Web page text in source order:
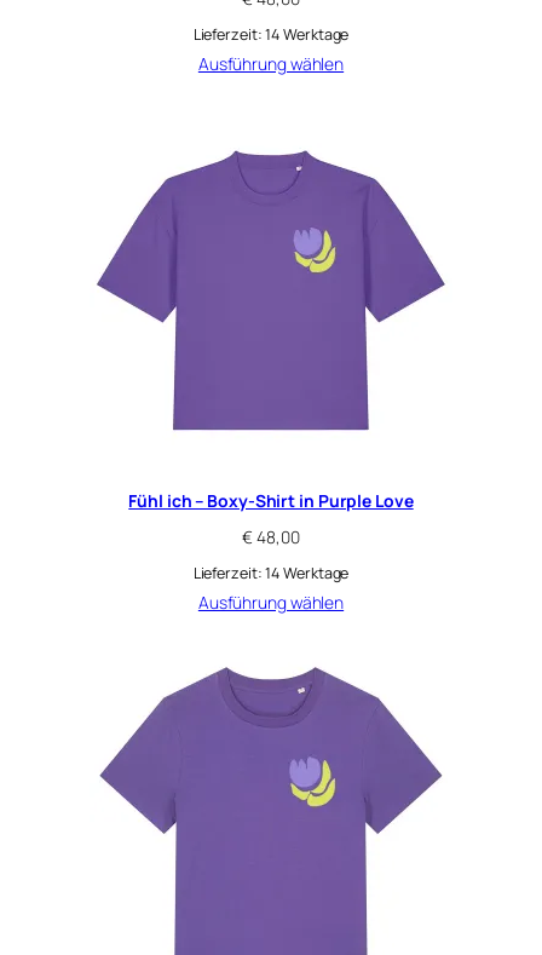
Lieferzeit:14 Werktage
Ausführung wählen
Fühl ich – Boxy-Shirt in Purple Love
€ 48,00
Lieferzeit:14 Werktage
Ausführung wählen